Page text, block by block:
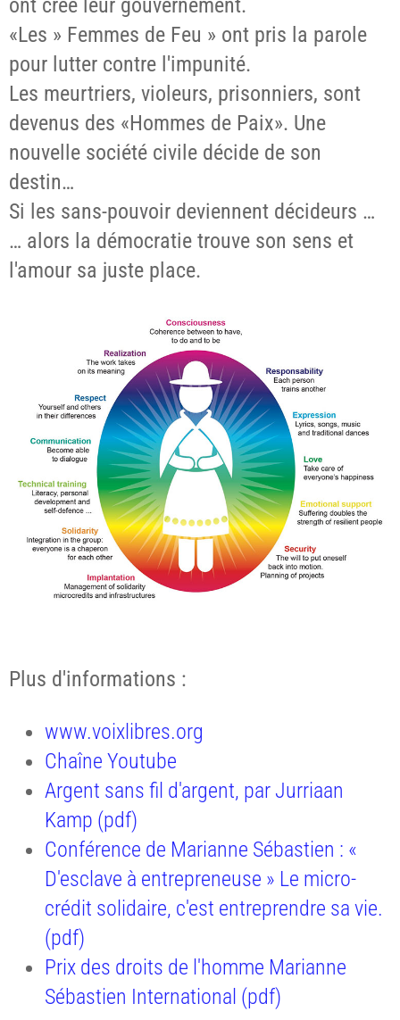
ont créé leur gouvernement.
«Les » Femmes de Feu » ont pris la parole
pour lutter contre l'impunité.
Les meurtriers, violeurs, prisonniers, sont
devenus des «Hommes de Paix». Une
nouvelle société civile décide de son
destin…
Si les sans-pouvoir deviennent décideurs …
… alors la démocratie trouve son sens et
l'amour sa juste place.
Plus d'informations :
www.voixlibres.org
Chaîne Youtube
Argent sans fil d'argent, par Jurriaan
Kamp (pdf)
Conférence de Marianne Sébastien : «
D'esclave à entrepreneuse » Le micro-
crédit solidaire, c'est entreprendre sa vie.
(pdf)
Prix des droits de l'homme Marianne
Sébastien International (pdf)